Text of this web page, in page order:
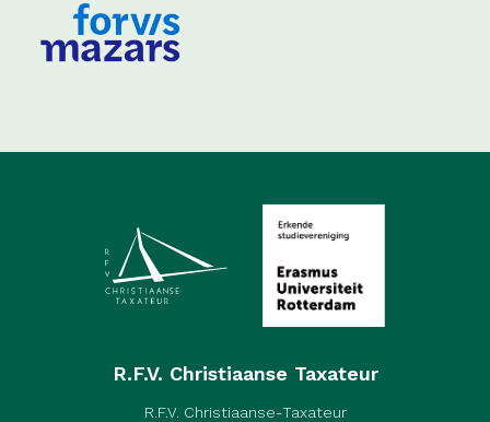
R.F.V. Christiaanse Taxateur
R.F.V. Christiaanse-Taxateur